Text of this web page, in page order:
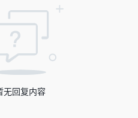
无回复内容